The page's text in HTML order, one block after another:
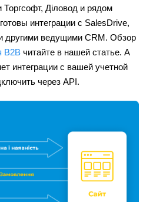
Торгсофт, Діловод и рядом
интеграции с SalesDrive,
другими ведущими CRM. Обзор
B2B читайте в нашей статье. А
интеграции с вашей учетной
через API.